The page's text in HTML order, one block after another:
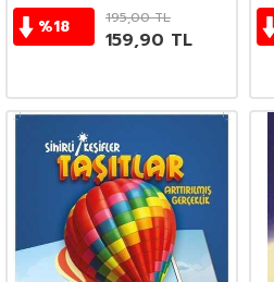
%18 195,00TL
159,90 TL